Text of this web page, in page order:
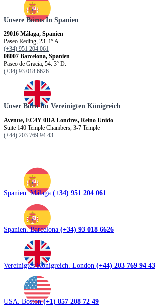
Unsere Büros In Spanien
29016 Málaga, Spanien
Paseo Reding, 23. 1º A.
(+34) 951 204 061
08007 Barcelona, Spanien
Paseo de Gracia, 54. 3º D.
(+34) 93 018 6626
Unser Büro Im Vereinigten Königreich
Avenue, EC4Y 0DA Londres, Reino Unido
Suite 140 Temple Chambers, 3-7 Temple
(+44) 203 769 94 43
Spanien. Málaga (+34) 951 204 061
Spanien. Barcelona (+34) 93 018 6626
Vereinigtes Königreich. London (+44) 203 769 94 43
USA. Boston(+1) 857 208 72 49